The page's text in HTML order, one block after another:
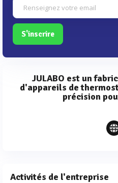
S'inscrire
JULABO est un
d'appareils de
précision
Activités de l'entreprise